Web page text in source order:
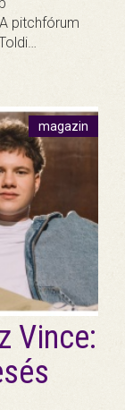
pitchfórum
magazin
Vince: